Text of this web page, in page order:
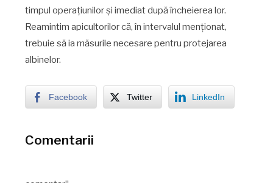
timpul operațiunilor și imediat după încheierea lor.
Reamintim apicultorilor că, în intervalul menționat,
trebuie să ia măsurile necesare pentru protejarea
albinelor.
Facebook Twitter LinkedIn
Comentarii